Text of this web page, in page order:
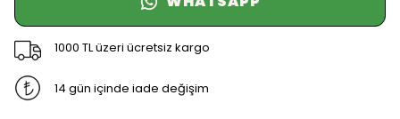
1000 TL üzeri ücretsiz kargo
14 gün içinde iade değişim